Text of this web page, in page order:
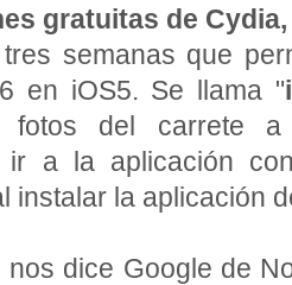
gratuitas de Cydia,
semanas que
en iOS5. Se llama "
fotos del carrete a
ir a la aplicación
instalar la aplicación
dice Google de